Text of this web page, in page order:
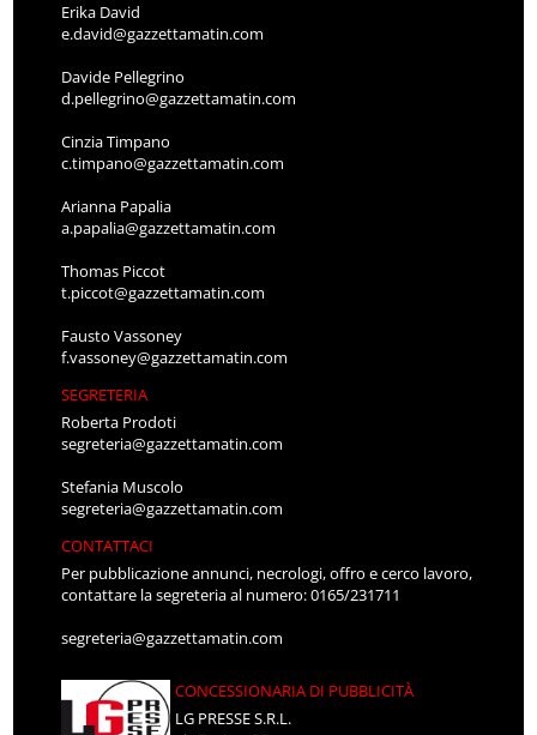
Erika David
e.david@gazzettamatin.com
Davide Pellegrino
d.pellegrino@gazzettamatin.com
Cinzia Timpano
c.timpano@gazzettamatin.com
Arianna Papalia
a.papalia@gazzettamatin.com
Thomas Piccot
t.piccot@gazzettamatin.com
Fausto Vassoney
f.vassoney@gazzettamatin.com
SEGRETERIA
Roberta Prodoti
segreteria@gazzettamatin.com
Stefania Muscolo
segreteria@gazzettamatin.com
CONTATTACI
Per pubblicazione annunci, necrologi, offro e cerco lavoro,
contattare la segreteria al numero: 0165/231711
segreteria@gazzettamatin.com
CONCESSIONARIA DI PUBBLICITÀ
LG PRESSE S.R.L.